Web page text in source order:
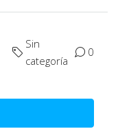
Sin
categoría
0